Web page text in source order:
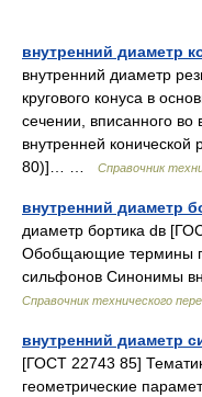
внутренний диаметр
внутренний диаметр
кругового конуса в
сечении, вписанного
внутренней
80)]… …
Справочник
внутренний диаметр
диаметр бортика dв
Обобщающие термины
сильфонов Синонимы
Справочник технического
внутренний диаметр
[ГОСТ 22743 85]
геометрические